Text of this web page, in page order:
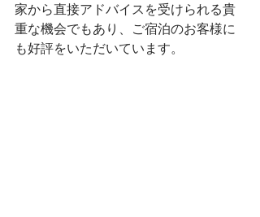
家から直接アドバイスを受けられる貴
重な機会でもあり、ご宿泊のお客様に
も好評をいただいています。